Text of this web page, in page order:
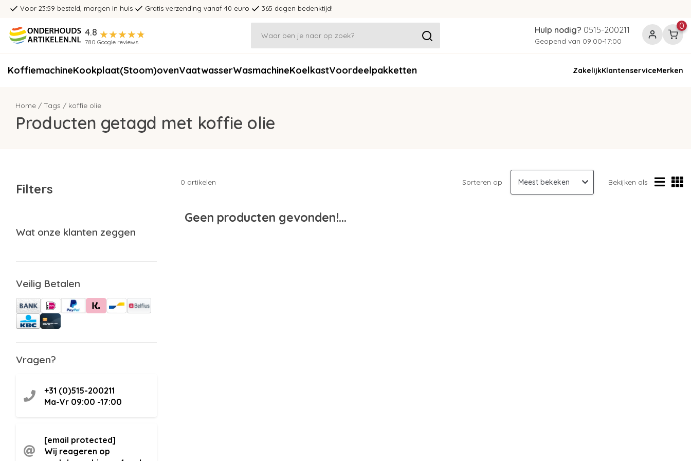
Voor 23:59 besteld, morgen in huis Gratis verzending vanaf 40 euro 365 dagen bedenktijd!
4.8
780 Google reviews
Hulp nodig? 0515-200211
Geopend van 09:00-17:00
0
KoffiemachineKookplaat(Stoom)ovenVaatwasserWasmachineKoelkastVoordeelpakketten ZakelijkKlantenserviceMerken
Home / Tags / koffie olie
Producten getagd met koffie olie
Filters
Wat onze klanten zeggen
Veilig Betalen
Vragen?
+31 (0)515-200211
Ma-Vr 09:00 -17:00
[email protected]
Wij reageren op
0 artikelen Sorteren op Bekijken als
Geen producten gevonden!...